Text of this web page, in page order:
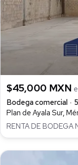
$45,000 MXN
Bodega comercial
Plan de Ayala Sur,
RENTA DE BODEGA